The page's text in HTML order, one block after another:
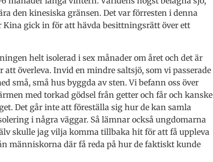
den kinesiska gränsen. Det var förresten i denna
gick in för att hävda besittningsrätt över ett
helt isolerad i sex månader om året och det är
överleva. Invid en mindre saltsjö, som vi passerade
små, små hus byggda av sten. Vi befann oss över
med torkad gödsel från getter och får och kanske
Det går inte att föreställa sig hur de kan samla
i några väggar. Så lämnar också ungdomarna
skulle jag vilja komma tillbaka hit för att få uppleva
människorna där få reda på hur de faktiskt kunde